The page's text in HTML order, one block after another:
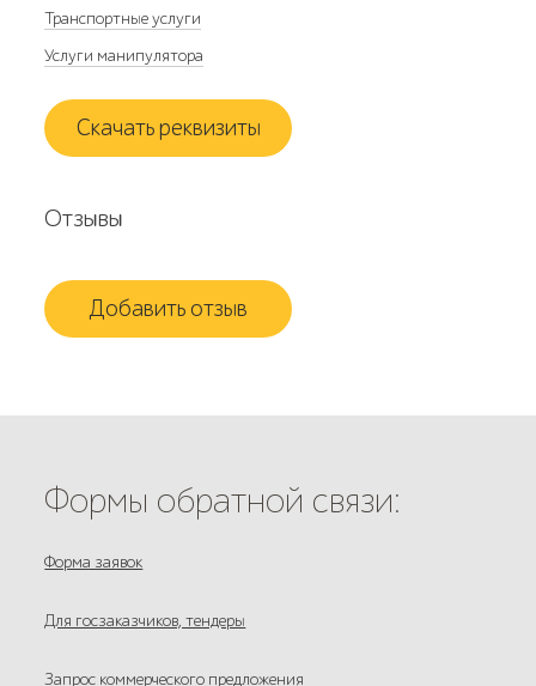
Транспортные услуги
Услуги манипулятора
Скачать реквизиты
Отзывы
Добавить отзыв
Формы обратной связи:
Форма заявок
Для госзаказчиков, тендеры
Запрос коммерческого предложения